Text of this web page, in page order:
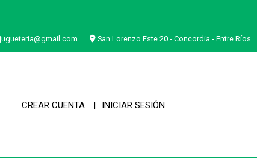
San Lorenzo Este 20 - Concordia - Entre Ríos
CREAR CUENTA INICIAR SESIÓN